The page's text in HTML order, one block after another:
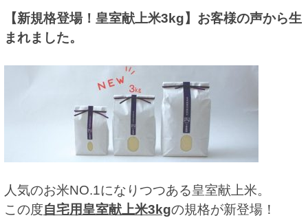
【新規格登場！ 皇室献上米3kg】お客様の声から生
まれました。
人気のお米NO.1になりつつある皇室献上米。
この度自宅用皇室献上米3kgの規格が新登場！